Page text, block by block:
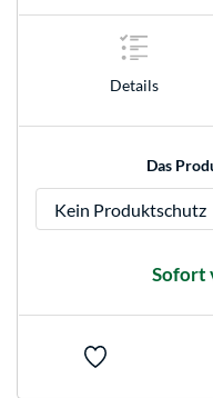
Details
Das
Sofort